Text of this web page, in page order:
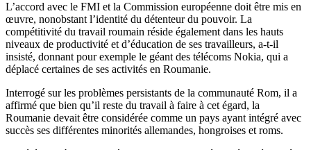
L’accord avec le FMI et la Commission européenne doit être mis en
œuvre, nonobstant l’identité du détenteur du pouvoir. La
compétitivité du travail roumain réside également dans les hauts
niveaux de productivité et d’éducation de ses travailleurs, a-t-il
insisté, donnant pour exemple le géant des télécoms Nokia, qui a
déplacé certaines de ses activités en Roumanie.
Interrogé sur les problèmes persistants de la communauté Rom, il a
affirmé que bien qu’il reste du travail à faire à cet égard, la
Roumanie devait être considérée comme un pays ayant intégré avec
succès ses différentes minorités allemandes, hongroises et roms.